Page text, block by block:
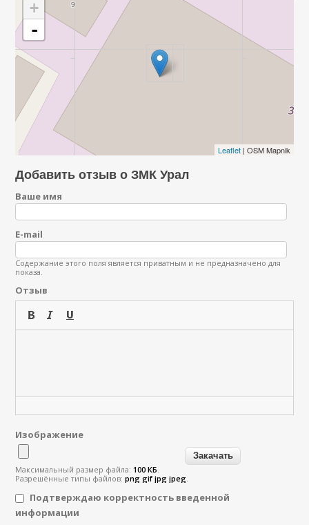
+
-
Leaflet| OSM Mapnik
Добавить отзыв о ЗМК Урал
Ваше имя
E-mail
Содержание этого поля является приватным и не предназначено для
показа.
Отзыв
Изображение
Максимальный размер файла:100 КБ.
Разрешённые типы файлов:png gif jpg jpeg.
Подтверждаю корректность введенной
информации